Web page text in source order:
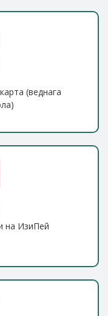
(веднага
на ИзиПей